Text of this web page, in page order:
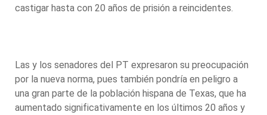
castigar hasta con 20 años de prisión a reincidentes.
Las y los senadores del PT expresaron su preocupación
por la nueva norma, pues también pondría en peligro a
una gran parte de la población hispana de Texas, que ha
aumentado significativamente en los últimos 20 años y